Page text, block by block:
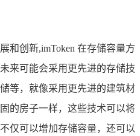
和创新,imToken 在存储容量方
来可能会采用更先进的存储技
等，就像采用更先进的建筑材
的房子一样，这些技术可以将
仅可以增加存储容量，还可以